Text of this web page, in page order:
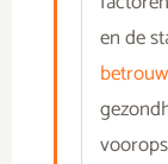
en de